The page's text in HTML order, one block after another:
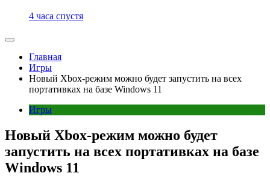
4 часа спустя
Главная
Игры
Новый Xbox-режим можно будет запустить на всех
портативках на базе Windows 11
Игры
Новый Xbox-режим можно будет
запустить на всех портативках на базе
Windows 11